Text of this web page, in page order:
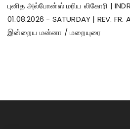
புனித அல்போன்ஸ் மரிய லிகோரி |
01.08.2026 - SATURDAY | REV. FR.
இன்றைய மன்னா / மறையுரை